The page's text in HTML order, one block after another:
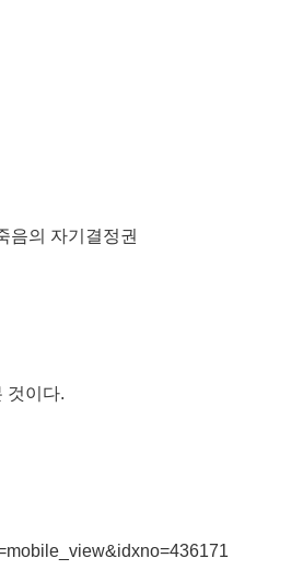
음의 자기결정권
것이다.